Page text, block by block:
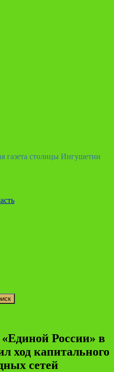
газета столицы Ингушетии
России» в
ход капитального
сетей